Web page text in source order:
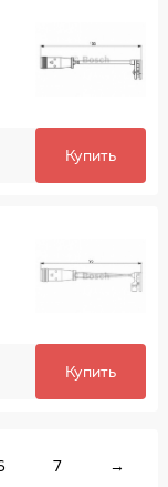
Купить
Купить
7 →